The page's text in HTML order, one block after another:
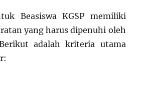
Beasiswa KGSP memiliki
yang harus dipenuhi oleh
adalah kriteria utama